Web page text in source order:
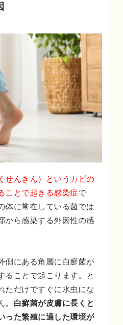
せんきん）というカビの
ことで起きる感染症で
体に常在している菌では
から感染する外因性の感
側にある角層に白癬菌が
ることで起こります。と
ただけですぐに水虫にな
白癬菌が皮膚に長くと
った繁殖に適した環境が